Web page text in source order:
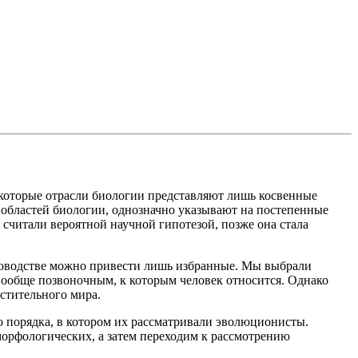
отрасли биологии представляют лишь косвенные
биологии, однозначно указывают на постепенные
вероятной научной гипотезой, позже она стала
можно привести лишь избранные. Мы выбрали
позвоночным, к которым человек относится. Однако
мира.
в котором их рассматривали эволюционисты.
а затем переходим к рассмотрению